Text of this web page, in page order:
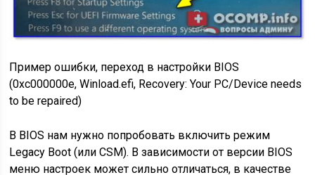
Пример ошибки, переход в настройки BIOS
(0xc000000e, Winload.efi, Recovery: Your PC/Device needs
to be repaired)
В BIOS нам нужно попробовать включить режим
Legacy Boot (илиCSM). В зависимости от версии BIOS
меню настроек может сильно отличаться, в качестве